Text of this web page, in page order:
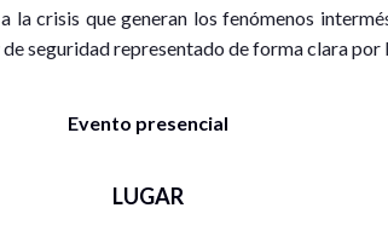
la crisis que generan los fenómenos
seguridad representado de forma clara por
Evento presencial
LUGAR